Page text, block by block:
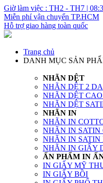
Giờ làm việc : TH2 - TH7 |
Miễn phí vận chuyển TP.HCM
Hỗ trợ giao hàng toàn quốc
Trang chủ
DANH MỤC SẢN
NHÃN DỆT
NHÃN DỆT 2 DA
NHÃN DỆT
NHÃN DỆT
NHÃN IN
NHÃN IN
NHÃN IN SATIN
NHÃN IN SATIN
NHÃN IN GIẤY
ẤN PHẨM IN
IN GIẤY MỸ
IN GIẤY BỒI